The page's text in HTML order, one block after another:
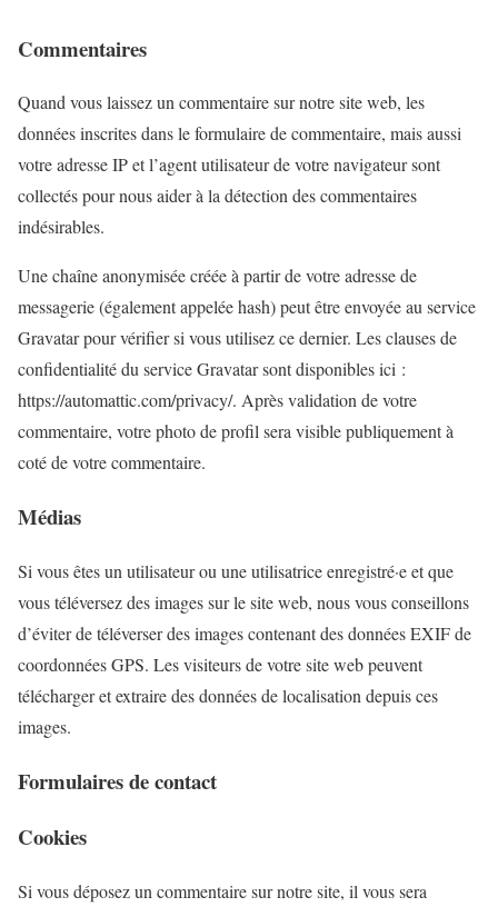
Commentaires
Quand vous laissez un commentaire sur notre site web, les
données inscrites dans le formulaire de commentaire, mais aussi
votre adresse IP et l’agent utilisateur de votre navigateur sont
collectés pour nous aider à la détection des commentaires
indésirables.
Une chaîne anonymisée créée à partir de votre adresse de
messagerie (également appelée hash) peut être envoyée au service
Gravatar pour vérifier si vous utilisez ce dernier. Les clauses de
confidentialité du service Gravatar sont disponibles ici :
https://automattic.com/privacy/. Après validation de votre
commentaire, votre photo de profil sera visible publiquement à
coté de votre commentaire.
Médias
Si vous êtes un utilisateur ou une utilisatrice enregistré·e et que
vous téléversez des images sur le site web, nous vous conseillons
d’éviter de téléverser des images contenant des données EXIF de
coordonnées GPS. Les visiteurs de votre site web peuvent
télécharger et extraire des données de localisation depuis ces
images.
Formulaires de contact
Cookies
Si vous déposez un commentaire sur notre site, il vous sera